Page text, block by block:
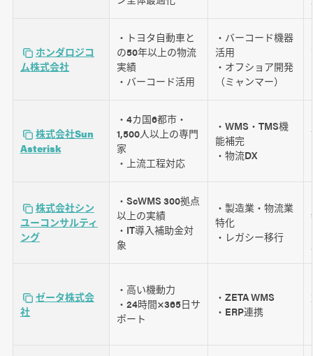
ホンダロジコ
ム株式会社
・トヨタ自動車と
の50年以上の物流
実績
・バーコード活用
・バーコード機器
活用
・オフショア開発
（ミャンマー）
株式会社Sun
Asterisk
・4カ国6都市・
1,500人以上の専門
家
・上流工程対応
・WMS・TMS機
能補完
・物流DX
株式会社シン
ユーコンサルティ
ング
・ScWMS 300拠点
以上の実績
・IT導入補助金対
象
・製造業・物流業
特化
・レガシー移行
ゼータ株式会
社
・高い機動力
・24時間×365日サ
ポート
・ZETA WMS
・ERP連携